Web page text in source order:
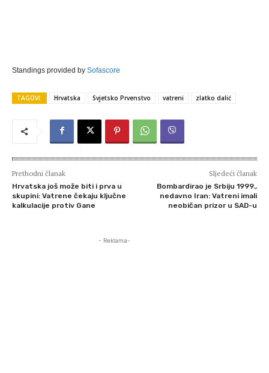
Standings provided by Sofascore
TAGOVI: Hrvatska Svjetsko Prvenstvo vatreni zlatko dalić
Prethodni članak
Hrvatska još može biti i prva u
skupini: Vatrene čekaju ključne
kalkulacije protiv Gane
Sljedeći članak
Bombardirao je Srbiju 1999.,
nedavno Iran: Vatreni imali
neobičan prizor u SAD-u
- Reklama-